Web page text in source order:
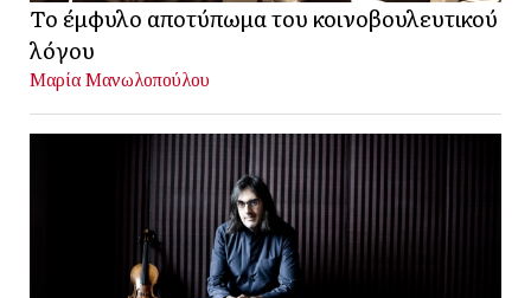
Το έμφυλο αποτύπωμα του κοινοβουλευτικού
λόγου
Μαρία Μανωλοπούλου